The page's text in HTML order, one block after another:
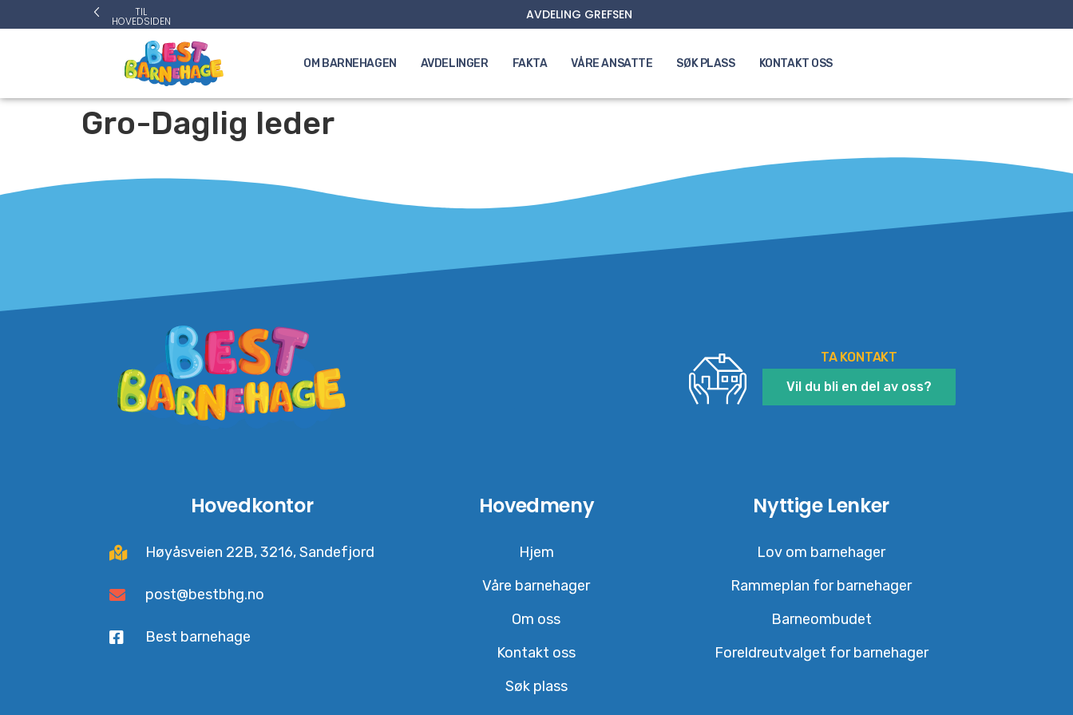
TIL
HOVEDSIDEN AVDELING GREFSEN
OM BARNEHAGEN AVDELINGER FAKTA VÅRE ANSATTE SØK PLASS KONTAKT OSS
Gro-Daglig leder
TA KONTAKT
Vil du bli en del av oss?
Hovedkontor
Høyåsveien 22B, 3216, Sandefjord
post@bestbhg.no
Best barnehage
Hovedmeny
Hjem
Våre barnehager
Om oss
Kontakt oss
Søk plass
Nyttige Lenker
Lov om barnehager
Rammeplan for barnehager
Barneombudet
Foreldreutvalget for barnehager